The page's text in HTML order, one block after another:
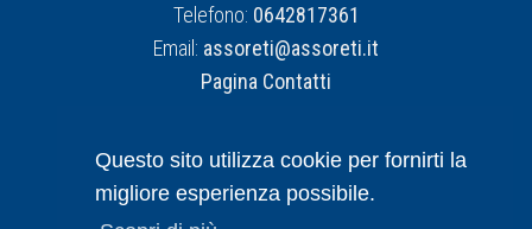
Questo sito utilizza cookie per fornirti la
migliore esperienza possibile.
Telefono: 0642817361
Email: assoreti@assoreti.it
Pagina Contatti